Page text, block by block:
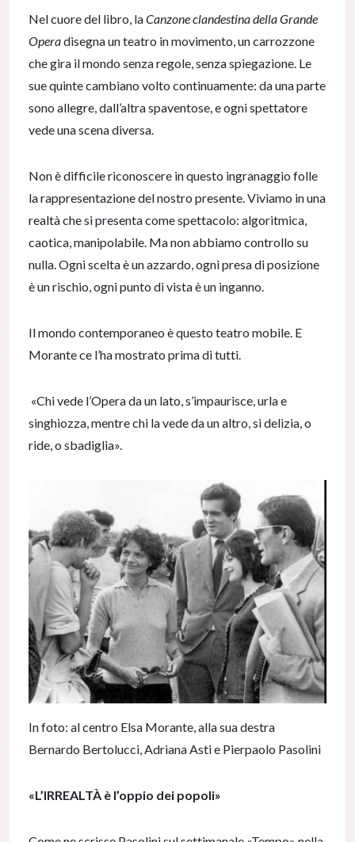
Nel cuore del libro, laCanzone clandestina della Grande
Operadisegna un teatro in movimento, un carrozzone
che gira il mondo senza regole, senza spiegazione. Le
sue quinte cambiano volto continuamente: da una parte
sono allegre, dall’altra spaventose, e ogni spettatore
vede una scena diversa.
Non è difficile riconoscere in questo ingranaggio folle
la rappresentazione del nostro presente. Viviamo in una
realtà che si presenta come spettacolo: algoritmica,
caotica, manipolabile. Ma non abbiamo controllo su
nulla. Ogni scelta è un azzardo, ogni presa di posizione
è un rischio, ogni punto di vista è un inganno.
Il mondo contemporaneo è questo teatro mobile. E
Morante ce l’ha mostrato prima di tutti.
«Chi vede l’Opera da un lato, s’impaurisce, urla e
singhiozza, mentre chi la vede da un altro, si delizia, o
ride, o sbadiglia».
In foto: al centro Elsa Morante, alla sua destra
Bernardo Bertolucci, Adriana Asti e Pierpaolo Pasolini
«L’IRREALTÀ è l’oppio dei popoli»